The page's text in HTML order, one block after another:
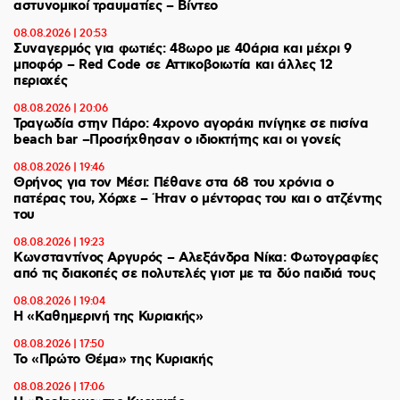
αστυνομικοί τραυματίες – Βίντεο
08.08.2026 | 20:53
Συναγερμός για φωτιές: 48ωρο με 40άρια και μέχρι 9
μποφόρ – Red Code σε Αττικοβοιωτία και άλλες 12
περιοχές
08.08.2026 | 20:06
Τραγωδία στην Πάρο: 4χρονο αγοράκι πνίγηκε σε πισίνα
beach bar –Προσήχθησαν ο ιδιοκτήτης και οι γονείς
08.08.2026 | 19:46
Θρήνος για τον Μέσι: Πέθανε στα 68 του χρόνια ο
πατέρας του, Χόρχε – Ήταν ο μέντορας του και ο ατζέντης
του
08.08.2026 | 19:23
Κωνσταντίνος Αργυρός – Αλεξάνδρα Νίκα: Φωτογραφίες
από τις διακοπές σε πολυτελές γιοτ με τα δύο παιδιά τους
08.08.2026 | 19:04
H «Καθημερινή της Κυριακής»
08.08.2026 | 17:50
Το «Πρώτο Θέμα» της Κυριακής
08.08.2026 | 17:06